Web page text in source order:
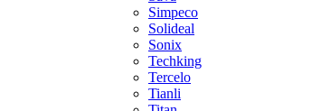
Simpeco
Solideal
Sonix
Techking
Tercelo
Tianli